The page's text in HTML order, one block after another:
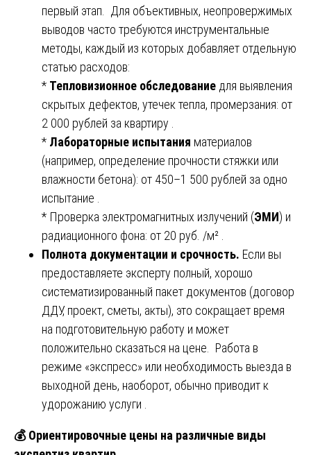
первый этап. Для объективных, неопровержимых
выводов часто требуются инструментальные
методы, каждый из которых добавляет отдельную
статью расходов:
* Тепловизионное обследование для выявления
скрытых дефектов, утечек тепла, промерзания: от
2 000 рублей за квартиру .
* Лабораторные испытания материалов
(например, определение прочности стяжки или
влажности бетона): от 450–1 500 рублей за одно
испытание .
* Проверка электромагнитных излучений (ЭМИ) и
радиационного фона: от 20 руб. /м² .
Полнота документации и срочность. Если вы
предоставляете эксперту полный, хорошо
систематизированный пакет документов (договор
ДДУ, проект, сметы, акты), это сокращает время
на подготовительную работу и может
положительно сказаться на цене. Работа в
режиме «экспресс» или необходимость выезда в
выходной день, наоборот, обычно приводит к
удорожанию услуги .
💰Ориентировочные цены на различные виды